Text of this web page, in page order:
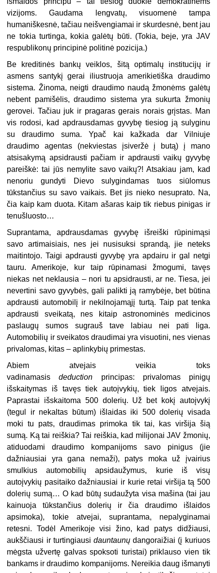
vizijoms. Gaudama lengvatų, visuomenė tampa
humaniškesnė, tačiau neišvengiamai ir skurdesnė, bent jau
ne tokia turtinga, kokia galėtų būti. (Tokia, beje, yra JAV
respublikonų principinė politinė pozicija.)
Be kreditinės bankų veiklos, šitą optimalų institucijų ir
asmens santykį gerai iliustruoja amerikietiška draudimo
sistema. Žinoma, neigti draudimo naudą žmonėms galėtų
nebent pamišėlis, draudimo sistema yra sukurta žmonių
gerovei. Tačiau juk ir pragaras gerais norais grįstas. Man
vis rodosi, kad apdrausdamas gyvybę tiesiog ją sulyginu
su draudimo suma. Ypač kai kažkada dar Vilniuje
draudimo agentas (nekviestas įsiveržė į butą) į mano
atsisakymą apsidrausti pačiam ir apdrausti vaikų gyvybę
pareiškė: tai jūs nemylite savo vaikų?! Atsakiau jam, kad
nenoriu gundyti Dievo sulygindamas tuos siūlomus
tūkstančius su savo vaikais. Bet jis nieko nesuprato. Na,
čia kaip kam duota. Kitam ašaras kaip tik riebus pinigas ir
tenušluosto…
Suprantama, apdrausdamas gyvybę išreiški rūpinimąsi
savo artimaisiais, nes jei nusisuksi sprandą, jie neteks
maitintojo. Taigi apdrausti gyvybę yra apdairu ir gal netgi
tauru. Amerikoje, kur taip rūpinamasi žmogumi, tavęs
niekas net neklausia – nori tu apsidrausti, ar ne. Tiesa, jei
nevertini savo gyvybės, gali palikti ją ramybėje, bet būtina
apdrausti automobilį ir nekilnojamąjį turtą. Taip pat tenka
apdrausti sveikatą, nes kitaip astronominės medicinos
paslaugų sumos sugrauš tave labiau nei pati liga.
Automobilių ir sveikatos draudimai yra visuotini, nes vienas
privalomas, kitas – aplinkybių primestas.
Abiem atvejais veikia toks
vadinamasisdeduction principas: privalomas pinigų
išskaitymas iš tavęs tiek autoįvykių, tiek ligos atvejais.
Paprastai išskaitoma 500 dolerių. Už bet kokį autoįvykį
(tegul ir nekaltas būtum) išlaidas iki 500 dolerių visada
moki tu pats, draudimas primoka tik tai, kas viršija šią
sumą. Ką tai reiškia? Tai reiškia, kad milijonai JAV žmonių,
atiduodami draudimo kompanijoms savo pinigus (jie
dažniausiai yra gana nemaži), patys moka už įvairius
smulkius automobilių apsidaužymus, kurie iš visų
autoįvykių pasitaiko dažniausiai ir kurie retai viršija tą 500
dolerių sumą… O kad būtų sudaužyta visa mašina (tai jau
kainuoja tūkstančius dolerių ir čia draudimo išlaidos
apsimoka), tokie atvejai, suprantama, nepalyginamai
retesni. Todėl Amerikoje visi žino, kad patys didžiausi,
aukščiausi ir turtingiausi dauntaunų dangoraižiai (į kuriuos
mėgsta užvertę galvas spoksoti turistai) priklauso vien tik
bankams ir draudimo kompanijoms. Nereikia daug išmanyti